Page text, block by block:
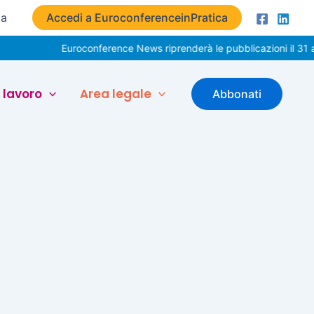
Accedi a EuroconferenceinPratica
Euroconference News riprenderà le pubblicazioni il 31
lavoro Area legale Abbonati